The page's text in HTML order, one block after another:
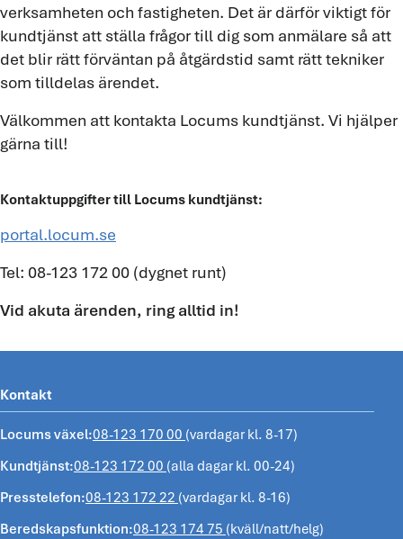
verksamheten och fastigheten. Det är därför viktigt för
kundtjänst att ställa frågor till dig som anmälare så att
det blir rätt förväntan på åtgärdstid samt rätt tekniker
som tilldelas ärendet.
Välkommen att kontakta Locums kundtjänst. Vi hjälper
gärna till!
Kontaktuppgifter till Locums kundtjänst:
portal.locum.se
Tel: 08-123 172 00 (dygnet runt)
Vid akuta ärenden, ring alltid in!
Kontakt
Locums växel:08-123 170 00 (vardagar kl. 8-17)
Kundtjänst:08-123 172 00 (alla dagar kl. 00-24)
Presstelefon:08-123 172 22 (vardagar kl. 8-16)
Beredskapsfunktion:08-123 174 75 (kväll/natt/helg)